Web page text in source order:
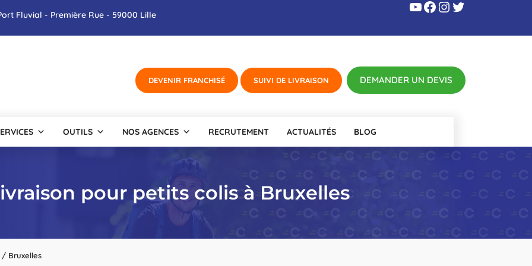
Fluvial - Première Rue - 59000 Lille YouTube
Facebook
Instagram
Twitter
OUTILS NOS AGENCES RECRUTEMENT ACTUALITÉS BLOG
pour petits colis à Bruxelles
/ Bruxelles